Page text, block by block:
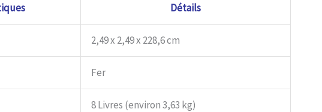
Détails
2,49 x 2,49 x 228,6 cm
Fer
8 Livres (environ 3,63 kg)